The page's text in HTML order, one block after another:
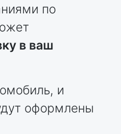
по
в ваш
и
оформлены